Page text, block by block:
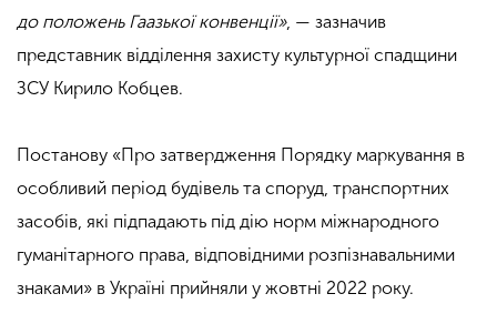
до положень Гаазької конвенції», — зазначив
представник відділення захисту культурної спадщини
ЗСУ Кирило Кобцев.
Постанову «Про затвердження Порядку маркування в
особливий період будівель та споруд, транспортних
засобів, які підпадають під дію норм міжнародного
гуманітарного права, відповідними розпізнавальними
знаками» в Україні прийняли у жовтні 2022 року.